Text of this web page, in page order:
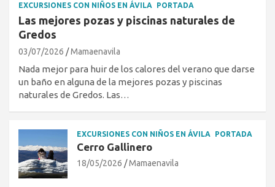
EXCURSIONES CON NIÑOS EN ÁVILA PORTADA
Las mejores pozas y piscinas naturales de
Gredos
03/07/2026 Mamaenavila
Nada mejor para huir de los calores del verano que darse
un baño en alguna de la mejores pozas y piscinas
naturales de Gredos. Las…
EXCURSIONES CON NIÑOS EN ÁVILA PORTADA
Cerro Gallinero
18/05/2026 Mamaenavila